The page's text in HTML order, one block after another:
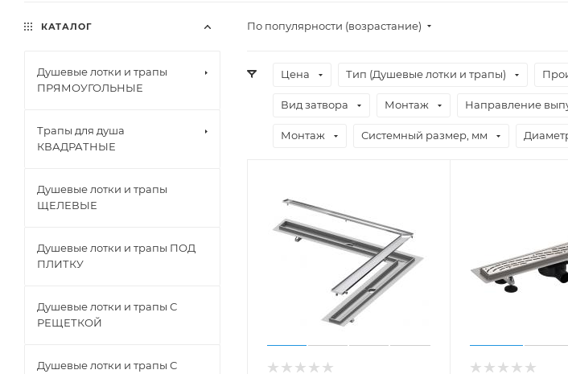
По популярности (возрастание)
Цена Тип (Душевые лотки и трапы)
Вид затвора Монтаж Направление
Монтаж Системный размер, мм
КАТАЛОГ
Душевые лотки и трапы
ПРЯМОУГОЛЬНЫЕ
Трапы для душа
КВАДРАТНЫЕ
Душевые лотки и трапы
ЩЕЛЕВЫЕ
Душевые лотки и трапы ПОД
ПЛИТКУ
Душевые лотки и трапы С
РЕЩЕТКОЙ
Душевые лотки и трапы С